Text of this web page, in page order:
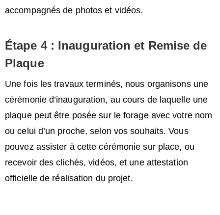
accompagnés de photos et vidéos.
Étape 4 : Inauguration et Remise de
Plaque
Une fois les travaux terminés, nous organisons une
cérémonie d’inauguration, au cours de laquelle une
plaque peut être posée sur le forage avec votre nom
ou celui d’un proche, selon vos souhaits. Vous
pouvez assister à cette cérémonie sur place, ou
recevoir des clichés, vidéos, et une attestation
officielle de réalisation du projet.